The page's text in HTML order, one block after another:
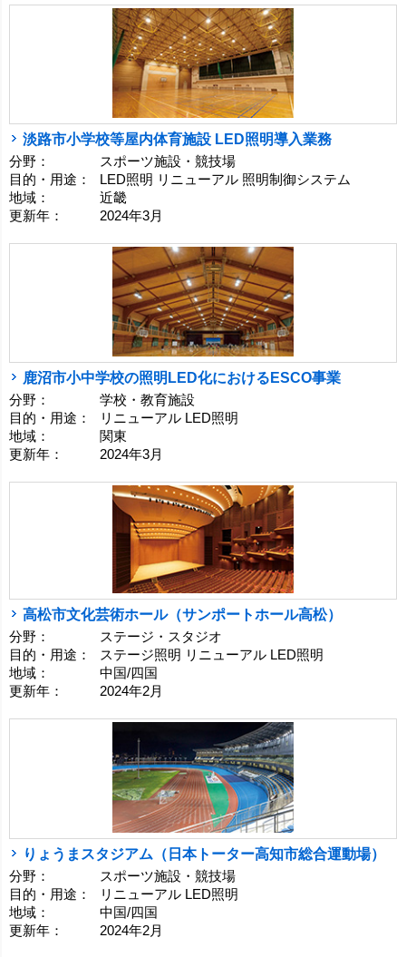
淡路市小学校等屋内体育施設 LED照明導入業務
分野：
スポーツ施設・競技場
目的・用途：
LED照明 リニューアル 照明制御システム
地域：
近畿
更新年：
2024年3月
鹿沼市小中学校の照明LED化におけるESCO事業
分野：
学校・教育施設
目的・用途：
リニューアル LED照明
地域：
関東
更新年：
2024年3月
高松市文化芸術ホール（サンポートホール高松）
分野：
ステージ・スタジオ
目的・用途：
ステージ照明 リニューアル LED照明
地域：
中国/四国
更新年：
2024年2月
りょうまスタジアム（日本トーター高知市総合運動場）
分野：
スポーツ施設・競技場
目的・用途：
リニューアル LED照明
地域：
中国/四国
更新年：
2024年2月